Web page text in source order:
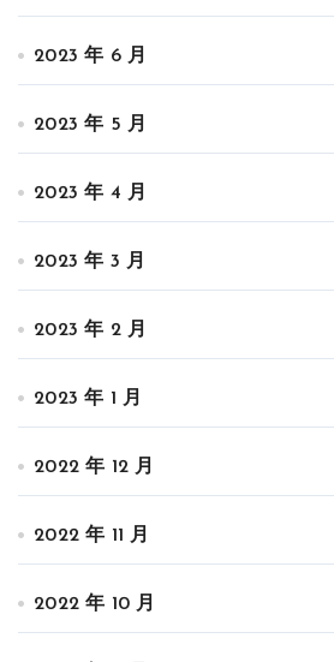
2023 年 6 月
2023 年 5 月
2023 年 4 月
2023 年 3 月
2023 年 2 月
2023 年 1 月
2022 年 12 月
2022 年 11 月
2022 年 10 月